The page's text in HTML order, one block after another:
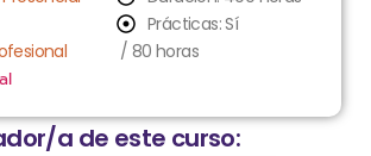
Prácticas: Sí
/ 80 horas
a de este curso: